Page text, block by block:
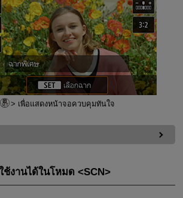
เพื่อแสดงหน้าจอควบคุมทันใจ
ช้งานได้ในโหมด SCN